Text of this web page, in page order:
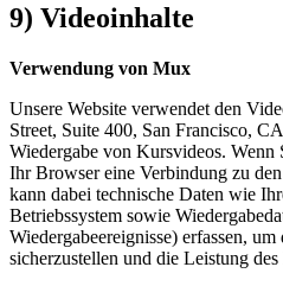
9) Videoinhalte
Verwendung von Mux
Unsere Website verwendet den
Street, Suite 400, San Francisco,
Wiedergabe von Kursvideos. Wenn
Ihr Browser eine Verbindung zu
kann dabei technische Daten wie
Betriebssystem sowie
Wiedergabeereignisse) erfassen,
sicherzustellen und die Leistung des